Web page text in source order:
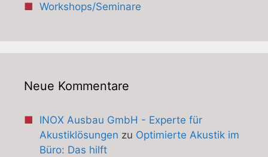
Workshops/Seminare
Neue Kommentare
INOX Ausbau GmbH - Experte für
Akustiklösungen zu Optimierte Akustik im
Büro: Das hilft